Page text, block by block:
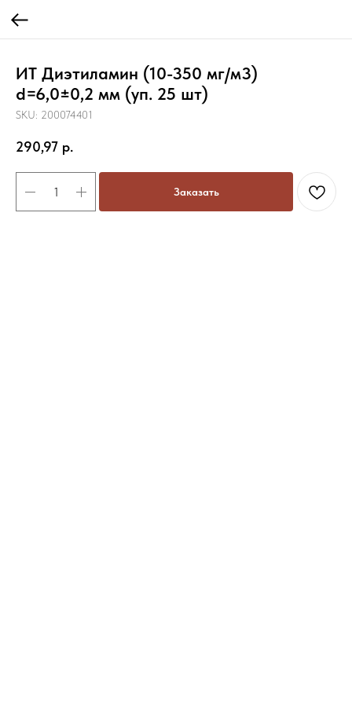
ИТ Диэтиламин (10-350 мг/м3)
d=6,0±0,2 мм (уп. 25 шт)
SKU: 200074401
290,97 р.
Заказать